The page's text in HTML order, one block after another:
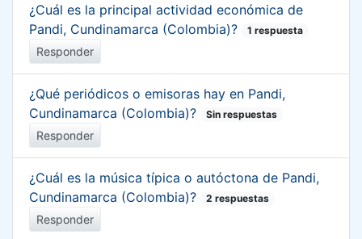
¿Cuál es la principal actividad económica de
Pandi, Cundinamarca (Colombia)?
1 respuesta
Responder
¿Qué periódicos o emisoras hay en Pandi,
Cundinamarca (Colombia)?
Sin respuestas
Responder
¿Cuál es la música típica o autóctona de Pandi,
Cundinamarca (Colombia)?
2 respuestas
Responder